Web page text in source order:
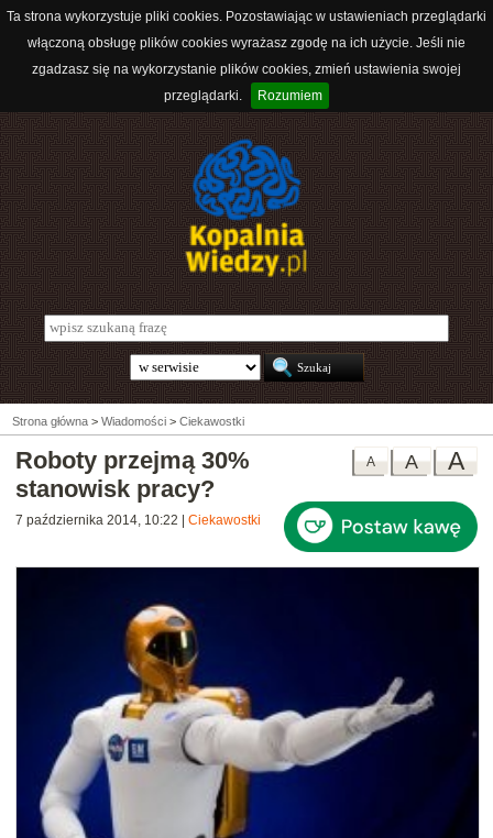
Ta strona wykorzystuje pliki cookies. Pozostawiając w ustawieniach przeglądarki
włączoną obsługę plików cookies wyrażasz zgodę na ich użycie. Jeśli nie
zgadzasz się na wykorzystanie plików cookies, zmień ustawienia swojej
przeglądarki.
Rozumiem
Strona główna > Wiadomości > Ciekawostki
A
A
A
Roboty przejmą 30%
stanowisk pracy?
7 października 2014, 10:22 Ciekawostki